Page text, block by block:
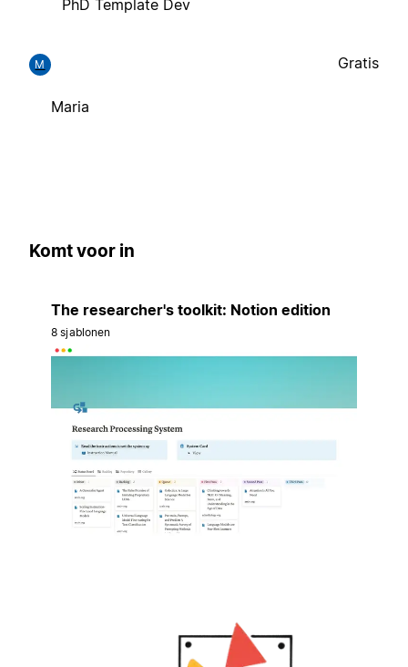
PhD Template Dev
M
Maria
Gratis
Komt voor in
The researcher's toolkit: Notion edition
8 sjablonen